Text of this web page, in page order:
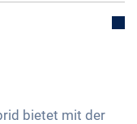
bietet mit der